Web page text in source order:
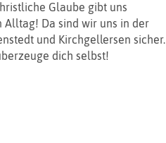
Glaube gibt uns
Da sind wir uns in der
und Kirchgellersen sicher.
dich selbst!